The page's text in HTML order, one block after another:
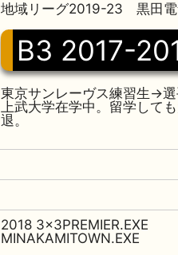
地域リーグ2019-23 黒田
B3 2017-
東京サンレーヴス練習生→
上武大学在学中。留学して
退。
2018 3x3PREMIER.EXE
MINAKAMITOWN.EXE